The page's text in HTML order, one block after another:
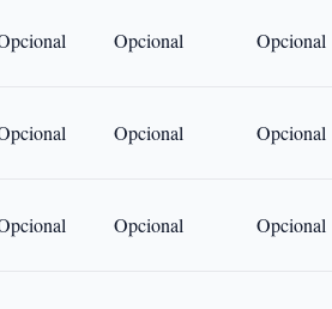
Opcional Opcional
Opcional Opcional
Opcional Opcional